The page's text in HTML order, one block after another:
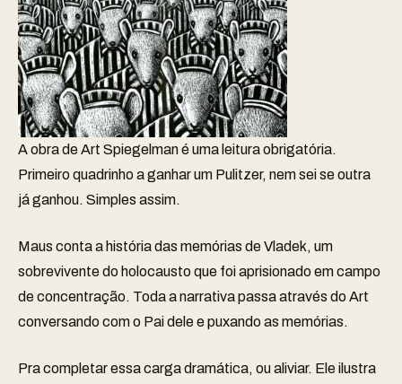
A obra de Art Spiegelman é uma leitura obrigatória.
Primeiro quadrinho a ganhar um Pulitzer, nem sei se outra
já ganhou. Simples assim.
Maus conta a história das memórias de Vladek, um
sobrevivente do holocausto que foi aprisionado em campo
de concentração. Toda a narrativa passa através do Art
conversando com o Pai dele e puxando as memórias.
Pra completar essa carga dramática, ou aliviar. Ele ilustra